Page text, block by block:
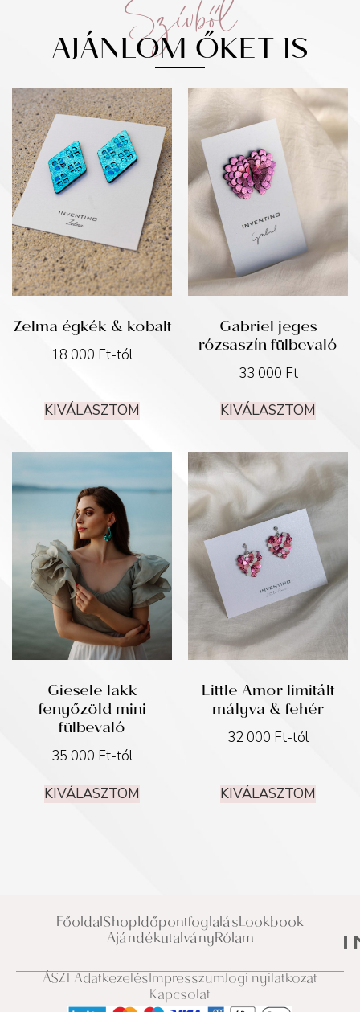
AJÁNLOM ŐKET IS
Zelma égkék & kobalt
18 000 Ft-tól
KIVÁLASZTOM
Gabriel jeges
rózsaszín fülbevaló
33 000 Ft
KIVÁLASZTOM
Giesele lakk
fenyőzöld mini
fülbevaló
35 000 Ft-tól
KIVÁLASZTOM
Little Amor limitált
mályva & fehér
32 000 Ft-tól
KIVÁLASZTOM
FőoldalShopIdőpontfoglalásLookbook
AjándékutalványRólam
ÁSZFAdatkezelésImpresszumJogi nyilatkozat
Kapcsolat